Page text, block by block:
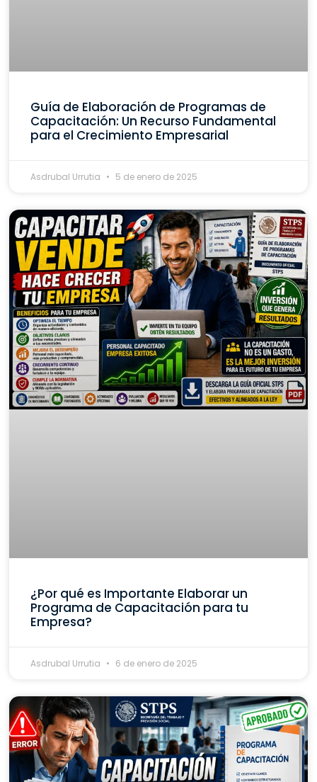
Guía de Elaboración de Programas de
Capacitación: Un Recurso Fundamental
para el Crecimiento Empresarial
Asdrubal Urrutia 5 de enero de 2025
¿Por qué es Importante Elaborar un
Programa de Capacitación para tu
Empresa?
Asdrubal Urrutia 6 de enero de 2025